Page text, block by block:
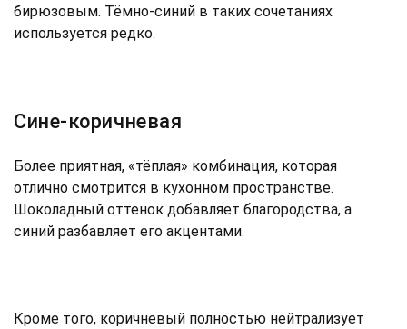
бирюзовым. Тёмно-синий в таких сочетаниях
используется редко.
Сине-коричневая
Более приятная, «тёплая» комбинация, которая
отлично смотрится в кухонном пространстве.
Шоколадный оттенок добавляет благородства, а
синий разбавляет его акцентами.
Кроме того, коричневый полностью нейтрализует